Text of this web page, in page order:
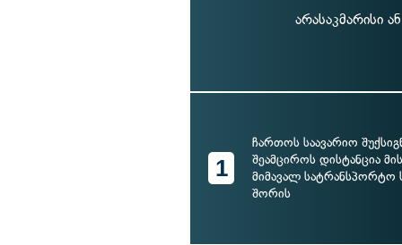
არასაკმარისი
1
ჩართოს საავარიო
შეამციროს დისტანცია
მიმავალ სატრანსპორტო
შორის